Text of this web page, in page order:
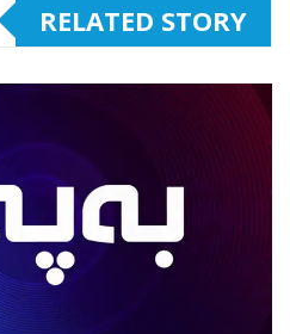
RELATED STORY